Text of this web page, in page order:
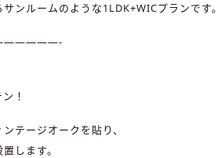
ンルームのような1LDK+WICプランです。
！
テージオークを貼り、
します。